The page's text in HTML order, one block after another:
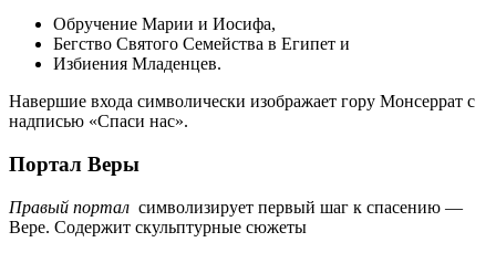
Обручение Марии и Иосифа,
Бегство Святого Семейства в Египет и
Избиения Младенцев.
Навершие входа символически изображает гору Монсеррат с
надписью «Спаси нас».
Портал Веры
Правый портал символизирует первый шаг к спасению —
Вере. Содержит скульптурные сюжеты